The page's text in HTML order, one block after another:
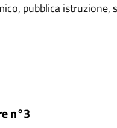
pubblica
n°3